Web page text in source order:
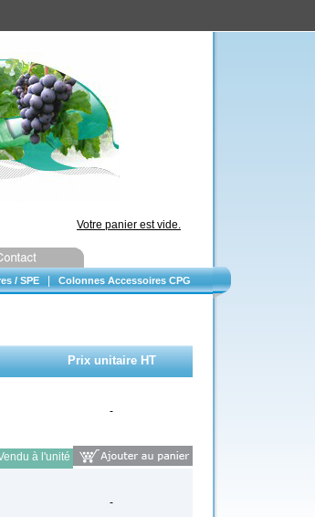
Votre panier est vide.
/ SPE Colonnes Accessoires CPG
Prix unitaire HT
-
à l'unité
-